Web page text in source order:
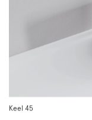
Keel 45